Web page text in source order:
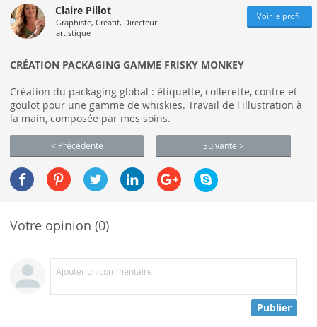
Claire Pillot
Graphiste, Créatif, Directeur
artistique
Voir le profil
CRÉATION PACKAGING GAMME FRISKY MONKEY
Création du packaging global : étiquette, collerette, contre et
goulot pour une gamme de whiskies. Travail de l'illustration à
la main, composée par mes soins.
< Précédente Suivante >
Votre opinion (0)
Ajouter un commentaire
Publier